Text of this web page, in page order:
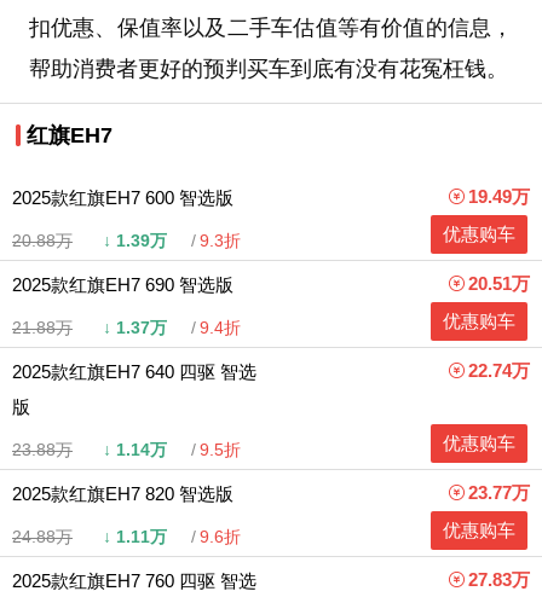
扣优惠、保值率以及二手车估值等有价值的信息，
帮助消费者更好的预判买车到底有没有花冤枉钱。
红旗EH7
2025款红旗EH7 600 智选版
20.88万 ↓ 1.39万 9.3折
19.49万
优惠购车
2025款红旗EH7 690 智选版
21.88万 ↓ 1.37万 9.4折
20.51万
优惠购车
2025款红旗EH7 640 四驱 智选
版
23.88万 ↓ 1.14万 9.5折
22.74万
优惠购车
2025款红旗EH7 820 智选版
24.88万 ↓ 1.11万 9.6折
23.77万
优惠购车
2025款红旗EH7 760 四驱 智选
27.83万